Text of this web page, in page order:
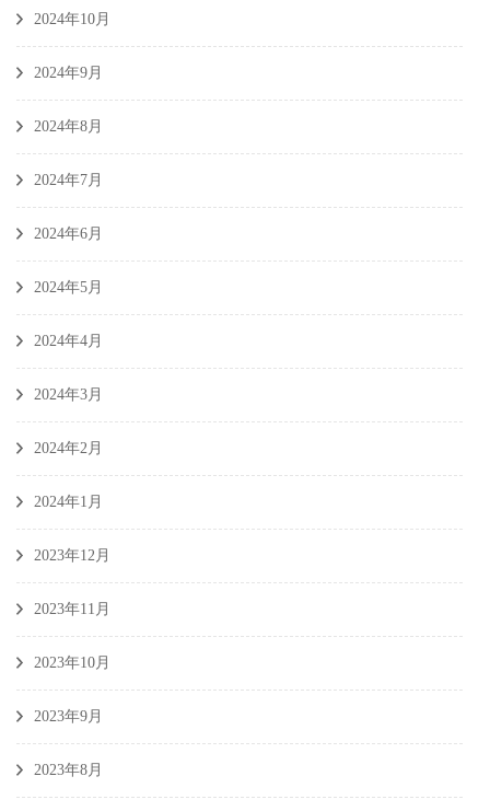
2024年10月
2024年9月
2024年8月
2024年7月
2024年6月
2024年5月
2024年4月
2024年3月
2024年2月
2024年1月
2023年12月
2023年11月
2023年10月
2023年9月
2023年8月